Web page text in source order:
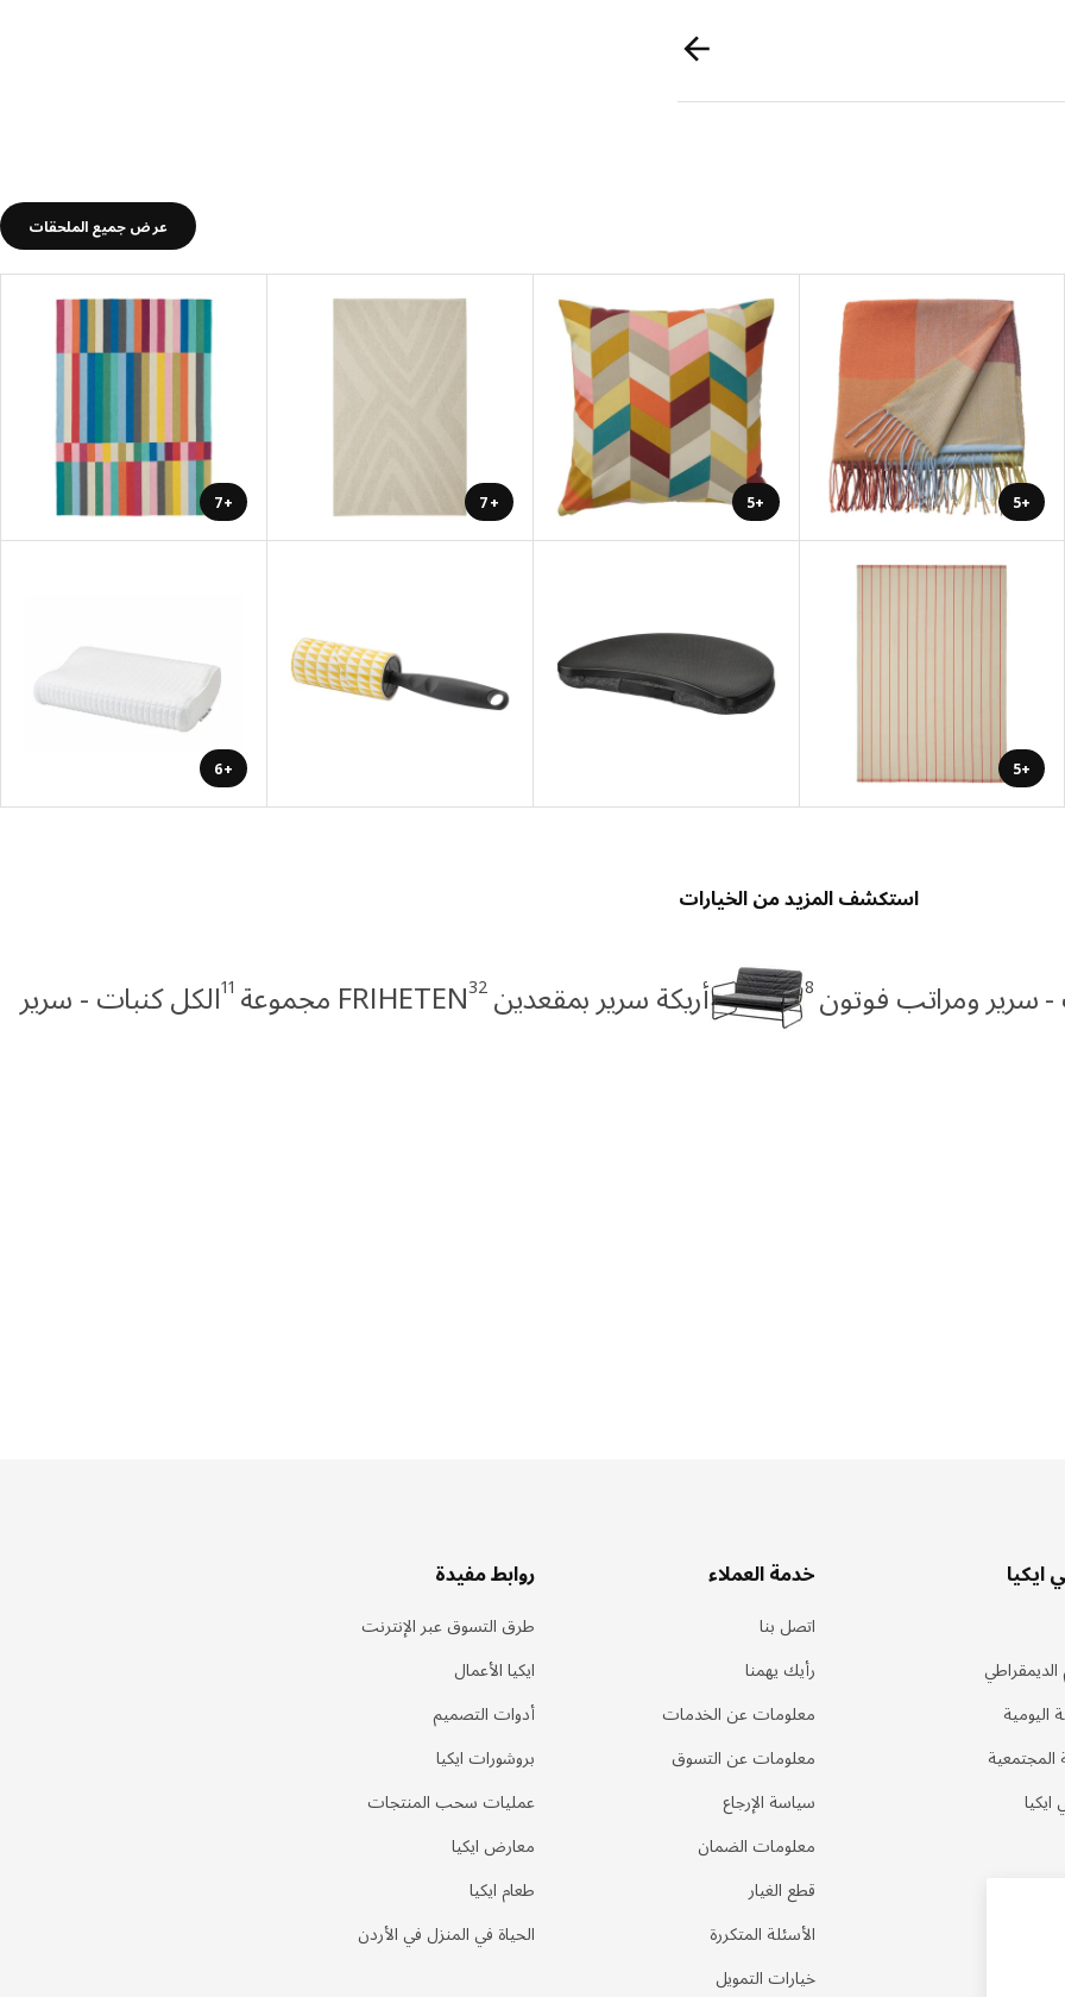
عرض جميع الملحقات
+5
+5
+7
+7
+5
+6
استكشف المزيد من الخيارات
سرير ومراتب فوتون 8 أريكة سرير بمقعدين 32FRIHETEN مجموعة 11الكل كنبات - سرير
ايكيا
اليومية
المجتمعية
ايكيا
خدمة العملاء
اتصل بنا
رأيك يهمنا
معلومات عن الخدمات
معلومات عن التسوق
سياسة الإرجاع
معلومات الضمان
قطع الغيار
الأسئلة المتكررة
خيارات التمويل
روابط مفيدة
طرق التسوق عبر الإنترنت
ايكيا الأعمال
أدوات التصميم
بروشورات ايكيا
عمليات سحب المنتجات
معارض ايكيا
طعام ايكيا
الحياة في المنزل في الأردن